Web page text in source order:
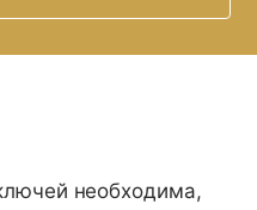
необходима,